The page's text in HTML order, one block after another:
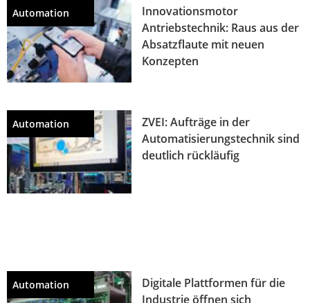
Automation
Innovationsmotor
Antriebstechnik: Raus aus der
Absatzflaute mit neuen
Konzepten
Automation
ZVEI: Aufträge in der
Automatisierungstechnik sind
deutlich rückläufig
Automation
Digitale Plattformen für die
Industrie öffnen sich